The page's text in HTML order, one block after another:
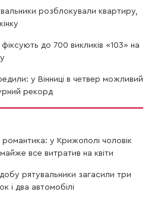
розблокували квартиру,
фіксують до 700 викликів «103» на
у Вінниці в четвер можливий
рекорд
романтика: у Крижополі чоловік
все витратив на квіти
добу рятувальники загасили три
і два автомобілі